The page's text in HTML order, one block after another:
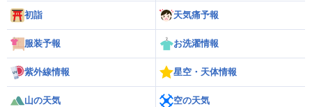
初詣 天気痛予報
服装予報 お洗濯情報
紫外線情報 星空・天体情報
山の天気 空の天気